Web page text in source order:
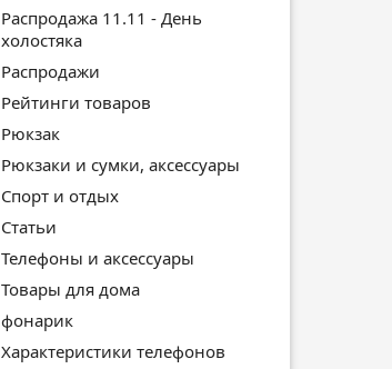
Распродажа 11.11 - День
холостяка
Распродажи
Рейтинги товаров
Рюкзак
Рюкзаки и сумки, аксессуары
Спорт и отдых
Статьи
Телефоны и аксессуары
Товары для дома
фонарик
Характеристики телефонов